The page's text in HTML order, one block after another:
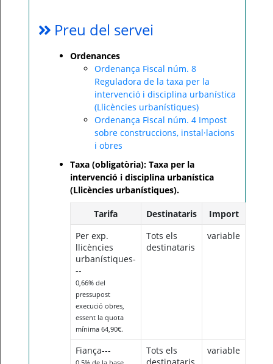
Preu del servei
Ordenances
Ordenança Fiscal núm. 8
Reguladora de la taxa per la
intervenció i disciplina urbanística
(Llicències urbanístiques)
Ordenança Fiscal núm. 4 Impost
sobre construccions, instal·lacions
i obres
Taxa (obligatòria): Taxa per la
intervenció i disciplina urbanística
(Llicències urbanístiques).
Tarifa Destinataris
Import
Per exp.
llicències
urbanístiques-
--
0,66% del
pressupost
execució obres,
essent la quota
mínima 64,90€.
Tots els
destinataris
variable
Fiança---
Tots els
variable